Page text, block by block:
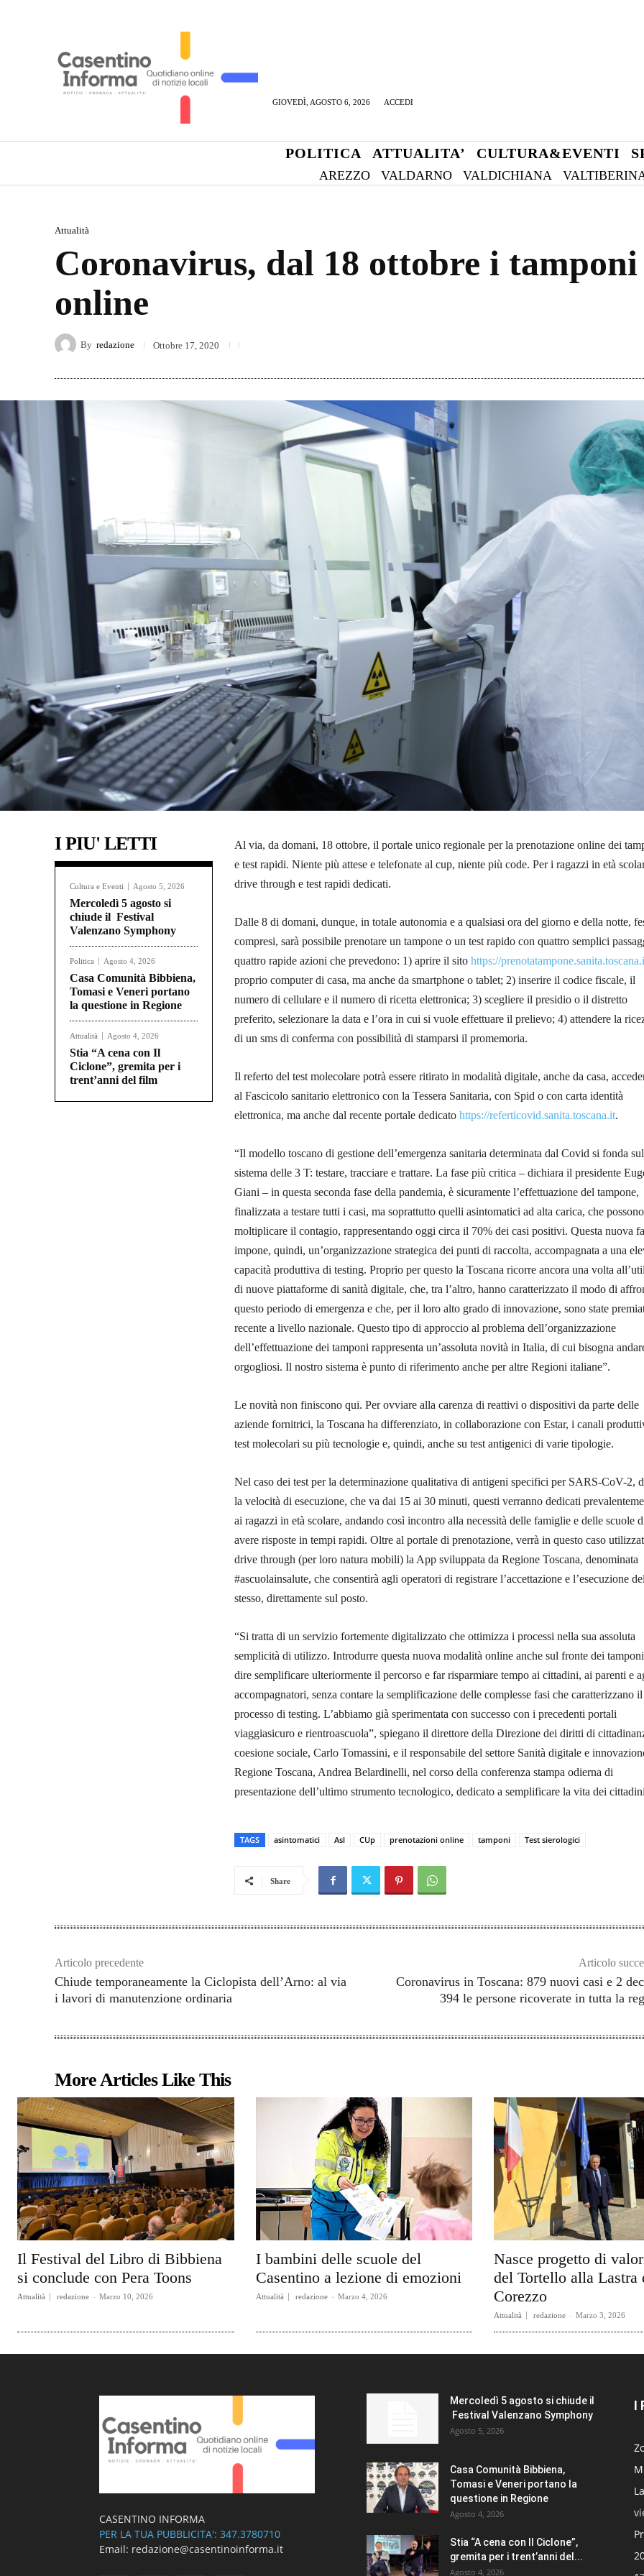
GIOVEDÌ, AGOSTO 6, 2026 ACCEDI
POLITICA ATTUALITA’ CULTURA&EVENTI
AREZZO VALDARNO VALDICHIANA
Attualità
Coronavirus, dal 18 ottobre i
online
By redazione Ottobre 17, 2020
I PIU' LETTI
Cultura e Eventi Agosto 5, 2026
Mercoledì 5 agosto si
chiude il Festival
Valenzano Symphony
Politica Agosto 4, 2026
Casa Comunità Bibbiena,
Tomasi e Veneri portano
la questione in Regione
Attualità Agosto 4, 2026
Stia “A cena con Il
Ciclone”, gremita per i
trent’anni del film
Al via, da domani, 18 ottobre, il portale unico regionale per la prenotazione online dei
e test rapidi. Niente più attese e telefonate al cup, niente più code. Per i ragazzi in età
drive through e test rapidi dedicati.
Dalle 8 di domani, dunque, in totale autonomia e a qualsiasi ora del giorno e della notte,
compresi, sarà possibile prenotare un tampone o un test rapido con quattro semplici
quattro rapide azioni che prevedono: 1) aprire il sito https://
proprio computer di casa, ma anche da smartphone o tablet; 2) inserire il codice fiscale, il
numero di cellulare e il numero di ricetta elettronica; 3) scegliere il presidio o il distretto
preferito, selezionare la data e l’ora in cui si vuole effettuare il prelievo; 4) attendere la
di un sms di conferma con possibilità di stamparsi il promemoria.
Il referto del test molecolare potrà essere ritirato in modalità digitale, anche da casa,
al Fascicolo sanitario elettronico con la Tessera Sanitaria, con Spid o con carta identità
elettronica, ma anche dal recente portale dedicato https://referticovid.sanita.toscana.it.
“Il modello toscano di gestione dell’emergenza sanitaria determinata dal Covid si fonda sul
sistema delle 3 T: testare, tracciare e trattare. La fase più critica – dichiara il presidente
Giani – in questa seconda fase della pandemia, è sicuramente l’effettuazione del tampone,
finalizzata a testare tutti i casi, ma soprattutto quelli asintomatici ad alta carica, che possono
moltiplicare il contagio, rappresentando oggi circa il 70% dei casi positivi. Questa nuova
impone, quindi, un’organizzazione strategica dei punti di raccolta, accompagnata a una
capacità produttiva di testing. Proprio per questo la Toscana ricorre ancora una volta
di nuove piattaforme di sanità digitale, che, tra l’altro, hanno caratterizzato il modo di
questo periodo di emergenza e che, per il loro alto grado di innovazione, sono state
recente a livello nazionale. Questo tipo di approccio al problema dell’organizzazione
dell’effettuazione dei tamponi rappresenta un’assoluta novità in Italia, di cui bisogna
orgogliosi. Il nostro sistema è punto di riferimento anche per altre Regioni italiane”.
Le novità non finiscono qui. Per ovviare alla carenza di reattivi o dispositivi da parte delle
aziende fornitrici, la Toscana ha differenziato, in collaborazione con Estar, i canali
test molecolari su più tecnologie e, quindi, anche su test antigenici di varie tipologie.
Nel caso dei test per la determinazione qualitativa di antigeni specifici per SARS-CoV-2,
la velocità di esecuzione, che va dai 15 ai 30 minuti, questi verranno dedicati
ai ragazzi in età scolare, andando così incontro alla necessità delle famiglie e delle scuole
avere risposte in tempi rapidi. Oltre al portale di prenotazione, verrà in questo caso
drive through (per loro natura mobili) la App sviluppata da Regione Toscana, denominata
#ascuolainsalute, che consentirà agli operatori di registrare l’accettazione e l’esecuzione
stesso, direttamente sul posto.
“Si tratta di un servizio fortemente digitalizzato che ottimizza i processi nella sua assoluta
semplicità di utilizzo. Introdurre questa nuova modalità online anche sul fronte dei
dire semplificare ulteriormente il percorso e far risparmiare tempo ai cittadini, ai parenti e
accompagnatori, senza contare la semplificazione delle complesse fasi che caratterizzano il
processo di testing. L’abbiamo già sperimentata con successo con i precedenti portali
viaggiasicuro e rientroascuola”, spiegano il direttore della Direzione dei diritti di
coesione sociale, Carlo Tomassini, e il responsabile del settore Sanità digitale e
Regione Toscana, Andrea Belardinelli, nel corso della conferenza stampa odierna di
presentazione dell’ultimo strumento tecnologico, dedicato a semplificare la vita dei
TAGS asintomatici Asl CUp prenotazioni online tamponi Test sierologici
Share
Articolo precedente
Chiude temporaneamente la Ciclopista dell’Arno: al via
i lavori di manutenzione ordinaria
Articolo
Coronavirus in Toscana: 879 nuovi casi e 2
394 le persone ricoverate in tutta la
More Articles Like This
Il Festival del Libro di Bibbiena
si conclude con Pera Toons
Attualità redazione - Marzo 10, 2026
I bambini delle scuole del
Casentino a lezione di emozioni
Attualità redazione - Marzo 4, 2026
Nasce progetto di
del Tortello alla Lastra
Corezzo
Attualità redazione - Marzo 3, 2026
CASENTINO INFORMA
PER LA TUA PUBBLICITA': 347.3780710
Email: redazione@casentinoinforma.it
Mercoledì 5 agosto si chiude il
Festival Valenzano Symphony
Agosto 5, 2026
Casa Comunità Bibbiena,
Tomasi e Veneri portano la
questione in Regione
Agosto 4, 2026
Stia “A cena con Il Ciclone”,
gremita per i trent’anni del...
Agosto 4, 2026
I